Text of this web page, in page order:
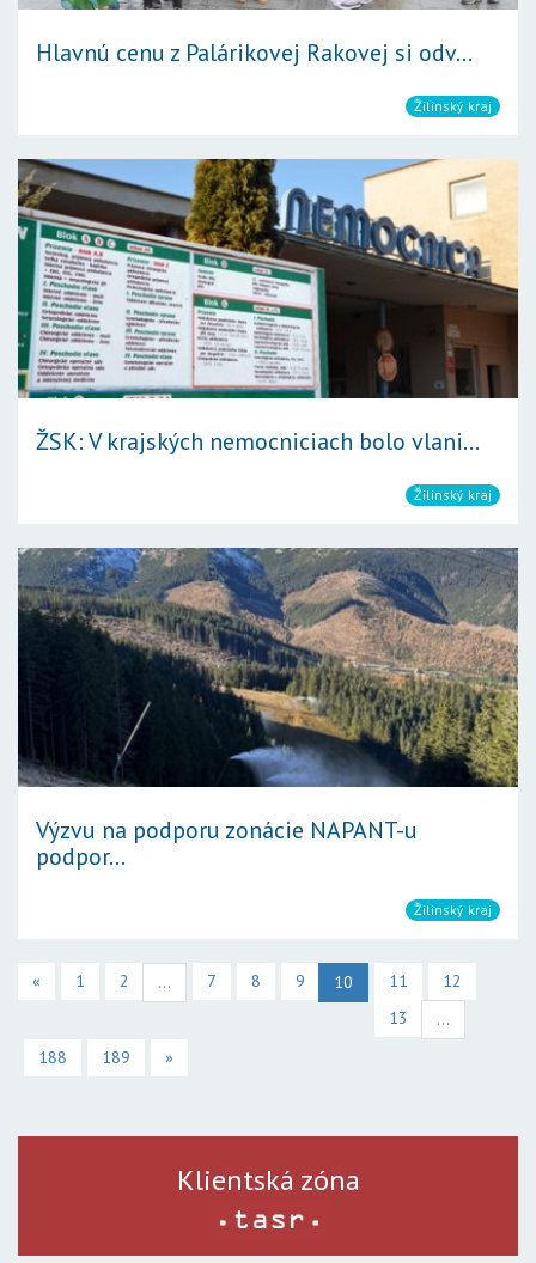
Hlavnú cenu z Palárikovej Rakovej si odv...
Žilinský kraj
ŽSK: V krajských nemocniciach bolo vlani...
Žilinský kraj
Výzvu na podporu zonácie NAPANT-u
podpor...
Žilinský kraj
« 1 2 ... 7 8 9 10 11
12
13
...
188
189 »
Klientská zóna